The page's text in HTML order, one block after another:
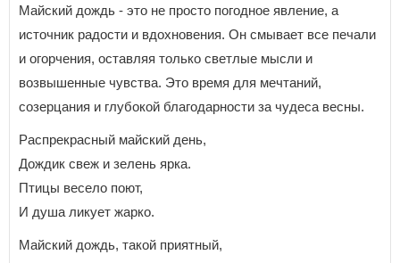
Майский дождь - это не просто погодное явление, а
источник радости и вдохновения. Он смывает все печали
и огорчения, оставляя только светлые мысли и
возвышенные чувства. Это время для мечтаний,
созерцания и глубокой благодарности за чудеса весны.
Распрекрасный майский день,
Дождик свеж и зелень ярка.
Птицы весело поют,
И душа ликует жарко.
Майский дождь, такой приятный,